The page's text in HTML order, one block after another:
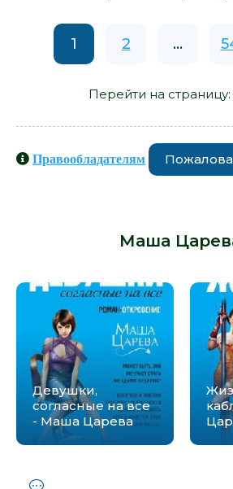
1 2 ...
Перейти на страницу:
Правообладателям
Маша
Девушки,
согласные на все
- Маша Царева